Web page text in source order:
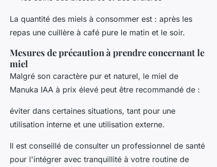
La quantité des miels à consommer est : après les
repas une cuillère à café pure le matin et le soir.
Mesures de précaution à prendre concernant le
miel
Malgré son caractère pur et naturel, le miel de
Manuka IAA à prix élevé peut être recommandé de :
éviter dans certaines situations, tant pour une
utilisation interne et une utilisation externe.
Il est conseillé de consulter un professionnel de santé
pour l'intégrer avec tranquillité à votre routine de